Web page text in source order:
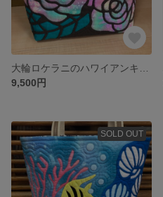
9,500円
SOLD OUT